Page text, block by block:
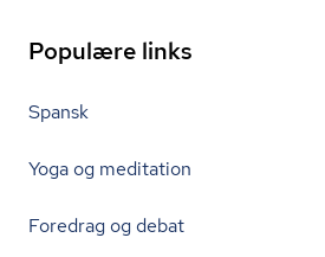
Populære links
Spansk
Yoga og meditation
Foredrag og debat